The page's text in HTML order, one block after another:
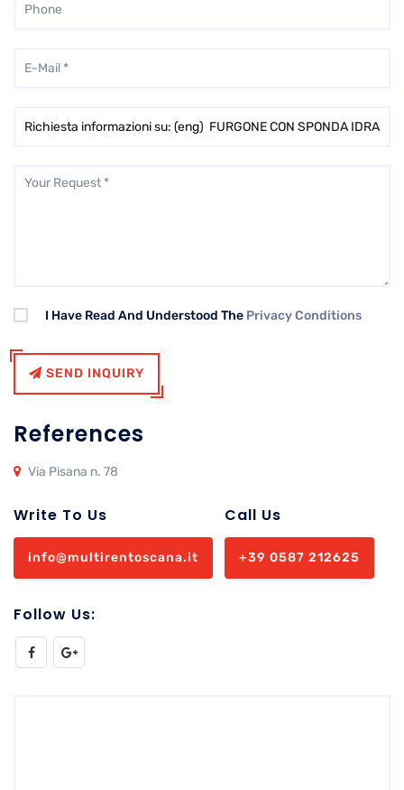
I Have Read And Understood The Privacy Conditions
SEND INQUIRY
References
Via Pisana n. 78
Write To Us
info@multirentoscana.it
Call Us
+39 0587 212625
Follow Us: